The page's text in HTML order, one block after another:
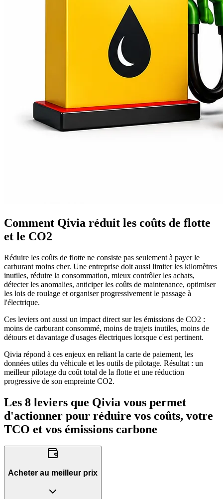
Comment Qivia réduit les coûts de flotte
et le CO2
Réduire les coûts de flotte ne consiste pas seulement à payer le
carburant moins cher. Une entreprise doit aussi limiter les kilomètres
inutiles, réduire la consommation, mieux contrôler les achats,
détecter les anomalies, anticiper les coûts de maintenance, optimiser
les lois de roulage et organiser progressivement le passage à
l'électrique.
Ces leviers ont aussi un impact direct sur les émissions de CO2 :
moins de carburant consommé, moins de trajets inutiles, moins de
détours et davantage d'usages électriques lorsque c'est pertinent.
Qivia répond à ces enjeux en reliant la carte de paiement, les
données utiles du véhicule et les outils de pilotage. Résultat : un
meilleur pilotage du coût total de la flotte et une réduction
progressive de son empreinte CO2.
Les 8 leviers que Qivia vous permet
d'actionner pour réduire vos coûts, votre
TCO et vos émissions carbone
Acheter au meilleur prix